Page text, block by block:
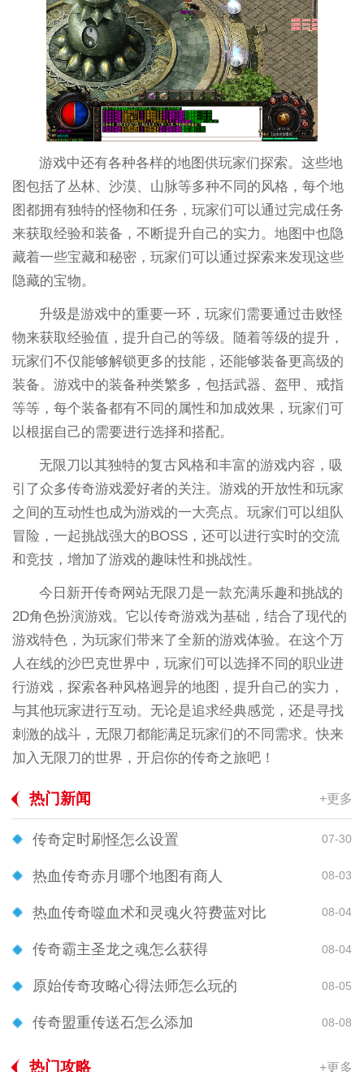
游戏中还有各种各样的地图供玩家们探索。这些地
图包括了丛林、沙漠、山脉等多种不同的风格，每个地
图都拥有独特的怪物和任务，玩家们可以通过完成任务
来获取经验和装备，不断提升自己的实力。地图中也隐
藏着一些宝藏和秘密，玩家们可以通过探索来发现这些
隐藏的宝物。
升级是游戏中的重要一环，玩家们需要通过击败怪
物来获取经验值，提升自己的等级。随着等级的提升，
玩家们不仅能够解锁更多的技能，还能够装备更高级的
装备。游戏中的装备种类繁多，包括武器、盔甲、戒指
等等，每个装备都有不同的属性和加成效果，玩家们可
以根据自己的需要进行选择和搭配。
无限刀以其独特的复古风格和丰富的游戏内容，吸
引了众多传奇游戏爱好者的关注。游戏的开放性和玩家
之间的互动性也成为游戏的一大亮点。玩家们可以组队
冒险，一起挑战强大的BOSS，还可以进行实时的交流
和竞技，增加了游戏的趣味性和挑战性。
今日新开传奇网站无限刀是一款充满乐趣和挑战的
2D角色扮演游戏。它以传奇游戏为基础，结合了现代的
游戏特色，为玩家们带来了全新的游戏体验。在这个万
人在线的沙巴克世界中，玩家们可以选择不同的职业进
行游戏，探索各种风格迥异的地图，提升自己的实力，
与其他玩家进行互动。无论是追求经典感觉，还是寻找
刺激的战斗，无限刀都能满足玩家们的不同需求。快来
加入无限刀的世界，开启你的传奇之旅吧！
热门新闻 +更多
传奇定时刷怪怎么设置 07-30
热血传奇赤月哪个地图有商人 08-03
热血传奇噬血术和灵魂火符费蓝对比 08-04
传奇霸主圣龙之魂怎么获得 08-04
原始传奇攻略心得法师怎么玩的 08-05
传奇盟重传送石怎么添加 08-08
热门攻略 +更多